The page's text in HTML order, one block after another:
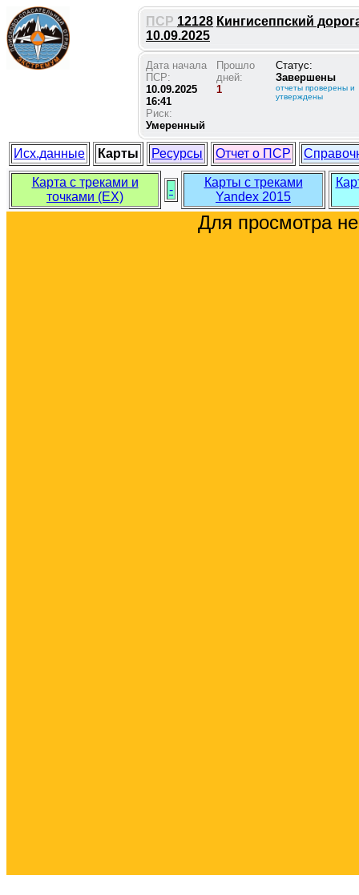
ПСР 12128 Кингисеппский
10.09.2025
Дата начала
ПСР:
10.09.2025
16:41
Риск:
Умеренный
Прошло
дней:
1
Статус:
Завершены
отчеты проверены и
утверждены
Исх.данные Карты Ресурсы Отчет о ПСР
Карта с треками и
точками (EX)
-
Карты с треками
Yandex 2015
Для просмотра